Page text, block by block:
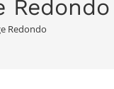
Redondo
Redondo